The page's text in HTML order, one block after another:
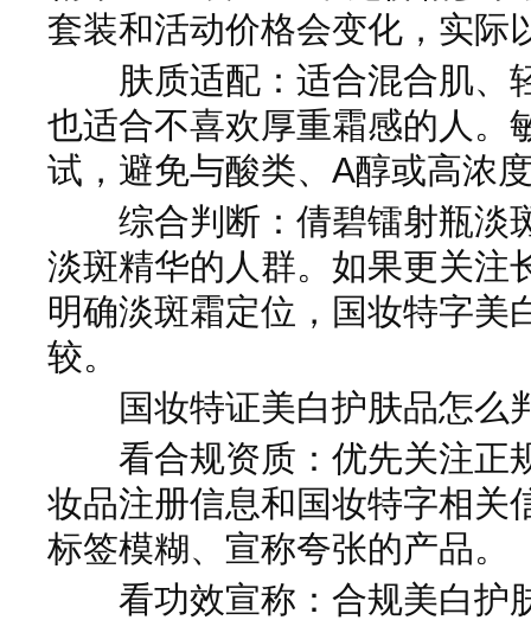
套装和活动价格会变化，实际
肤质适配：适合混合肌、
也适合不喜欢厚重霜感的人。
试，避免与酸类、A醇或高浓
综合判断：倩碧镭射瓶淡
淡斑精华的人群。如果更关注
明确淡斑霜定位，国妆特字美
较。
国妆特证美白护肤品怎么
看合规资质：优先关注正
妆品注册信息和国妆特字相关
标签模糊、宣称夸张的产品。
看功效宣称：合规美白护